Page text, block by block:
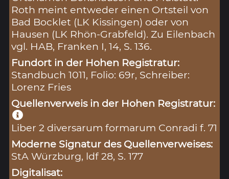
Roth meint entweder einen Ortsteil von
Bad Bocklet (LK Kissingen) oder von
Hausen (LK Rhön-Grabfeld). Zu Eilenbach
vgl. HAB, Franken I, 14, S. 136.
Fundort in der Hohen Registratur:
Standbuch 1011, Folio: 69r, Schreiber:
Lorenz Fries
Quellenverweis in der Hohen Registratur:
Liber 2 diversarum formarum Conradi f. 71
Moderne Signatur des Quellenverweises:
StA Würzburg, ldf 28, S. 177
Digitalisat: